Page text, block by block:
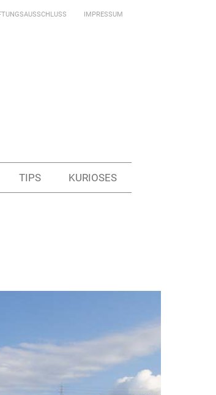
IMPRESSUM
TIPS KURIOSES